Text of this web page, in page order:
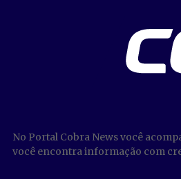
No Portal Cobra News você
você encontra informação com